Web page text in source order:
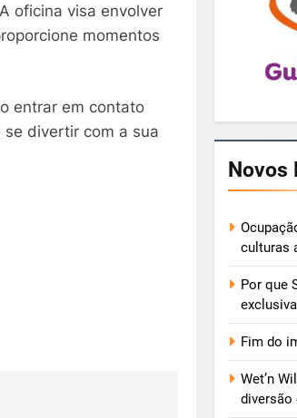
oficina visa envolver
momentos
entrar em contato
divertir com a sua
Novos
culturas
Por que
exclusiva
Fim do
Wet’n
diversão